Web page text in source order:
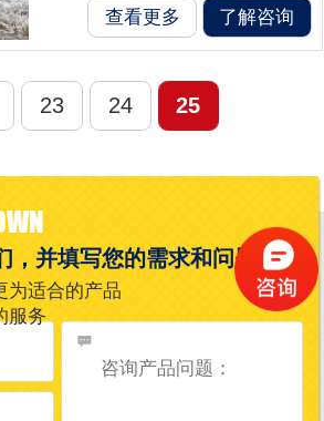
的产生。那么这些泡沫的出现是
是否有影...
查看更多 了解咨询
23 24 25
，并填写您的需求和问题
为适合的产品
服务